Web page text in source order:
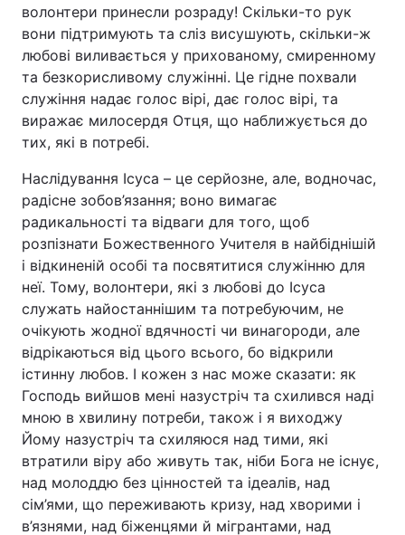
волонтери принесли розраду! Скільки-то рук
вони підтримують та сліз висушують, скільки-ж
любові виливається у прихованому, смиренному
та безкорисливому служінні. Це гідне похвали
служіння надає голос вірі, дає голос вірі, та
виражає милосердя Отця, що наближується до
тих, які в потребі.
Наслідування Ісуса – це серйозне, але, водночас,
радісне зобов’язання; воно вимагає
радикальності та відваги для того, щоб
розпізнати Божественного Учителя в найбіднішій
і відкиненій особі та посвятитися служінню для
неї. Тому, волонтери, які з любові до Ісуса
служать найостаннішим та потребуючим, не
очікують жодної вдячності чи винагороди, але
відрікаються від цього всього, бо відкрили
істинну любов. І кожен з нас може сказати: як
Господь вийшов мені назустріч та схилився наді
мною в хвилину потреби, також і я виходжу
Йому назустріч та схиляюся над тими, які
втратили віру або живуть так, ніби Бога не існує,
над молоддю без цінностей та ідеалів, над
сім’ями, що переживають кризу, над хворими і
в’язнями, над біженцями й мігрантами, над